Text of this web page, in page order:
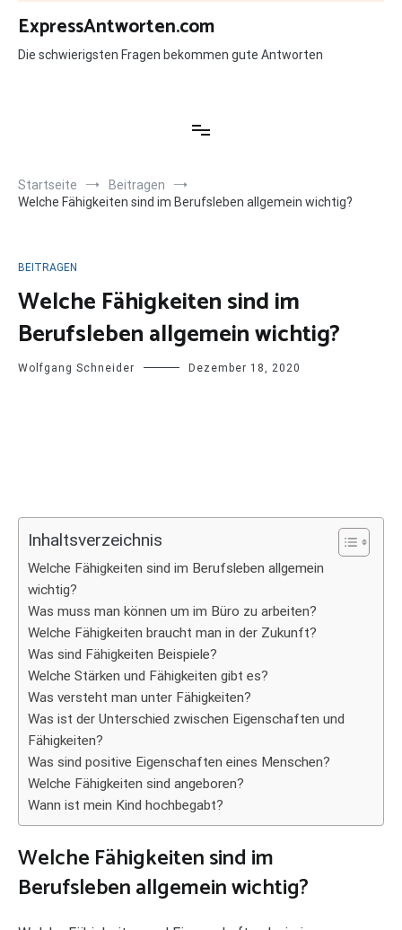
Zum
Inhalt
springen
ExpressAntworten.com
Die schwierigsten Fragen bekommen gute Antworten
Startseite
Beitragen
Welche Fähigkeiten sind im Berufsleben allgemein wichtig?
BEITRAGEN
Welche Fähigkeiten sind im
Berufsleben allgemein wichtig?
Wolfgang Schneider Dezember 18, 2020
Inhaltsverzeichnis
Welche Fähigkeiten sind im Berufsleben allgemein
wichtig?
Was muss man können um im Büro zu arbeiten?
Welche Fähigkeiten braucht man in der Zukunft?
Was sind Fähigkeiten Beispiele?
Welche Stärken und Fähigkeiten gibt es?
Was versteht man unter Fähigkeiten?
Was ist der Unterschied zwischen Eigenschaften und
Fähigkeiten?
Was sind positive Eigenschaften eines Menschen?
Welche Fähigkeiten sind angeboren?
Wann ist mein Kind hochbegabt?
Welche Fähigkeiten sind im
Berufsleben allgemein wichtig?